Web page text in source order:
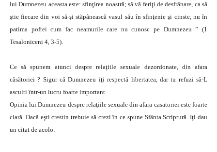
lui Dumnezeu aceasta este: sfinţirea noastră; să vă feriţi de desfrânare, ca să
ştie fiecare din voi să-şi stăpânească vasul său în sfinţenie şi cinste, nu în
patima poftei cum fac neamurile care nu cunosc pe Dumnezeu ” (1
Tesaloniceni 4, 3-5).
Ce să spunem atunci despre relaţiile sexuale dezordonate, din afara
căsătoriei ? Sigur că Dumnezeu iţi respectă libertatea, dar tu refuzi să-L
asculti într-un lucru foarte important.
Opinia lui Dumnezeu despre relaţiile sexuale din afara casatoriei este foarte
clară. Dacă eşti crestin trebuie să crezi în ce spune Sfânta Scriptură. Iţi dau
un citat de acolo: